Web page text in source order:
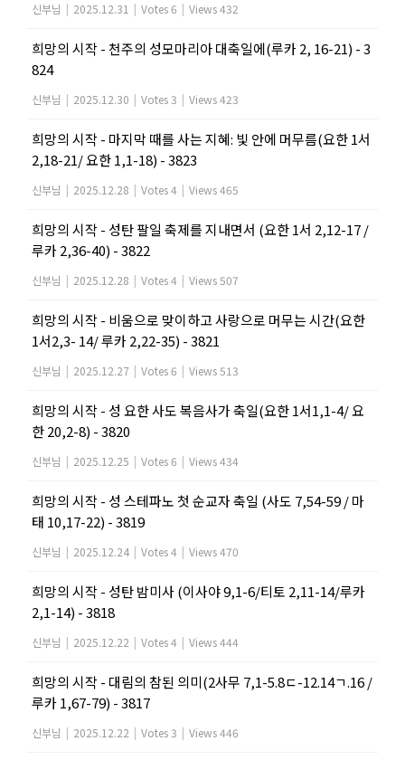
신부님 | 2025.12.31 | Votes 6 | Views 432
희망의 시작 - 천주의 성모마리아 대축일에(루카 2, 16-21) - 3
824
신부님 | 2025.12.30 | Votes 3 | Views 423
희망의 시작 - 마지막 때를 사는 지혜: 빛 안에 머무름(요한 1서
2,18-21/ 요한 1,1-18) - 3823
신부님 | 2025.12.28 | Votes 4 | Views 465
희망의 시작 - 성탄 팔일 축제를 지내면서 (요한 1서 2,12-17 /
루카 2,36-40) - 3822
신부님 | 2025.12.28 | Votes 4 | Views 507
희망의 시작 - 비움으로 맞이하고 사랑으로 머무는 시간(요한
1서2,3- 14/ 루카 2,22-35) - 3821
신부님 | 2025.12.27 | Votes 6 | Views 513
희망의 시작 - 성 요한 사도 복음사가 축일(요한 1서1,1-4/ 요
한 20,2-8) - 3820
신부님 | 2025.12.25 | Votes 6 | Views 434
희망의 시작 - 성 스테파노 첫 순교자 축일 (사도 7,54-59 / 마
태 10,17-22) - 3819
신부님 | 2025.12.24 | Votes 4 | Views 470
희망의 시작 - 성탄 밤미사 (이사야 9,1-6/티토 2,11-14/루카
2,1-14) - 3818
신부님 | 2025.12.22 | Votes 4 | Views 444
희망의 시작 - 대림의 참된 의미(2사무 7,1-5.8ㄷ-12.14ㄱ.16 /
루카 1,67-79) - 3817
신부님 | 2025.12.22 | Votes 3 | Views 446